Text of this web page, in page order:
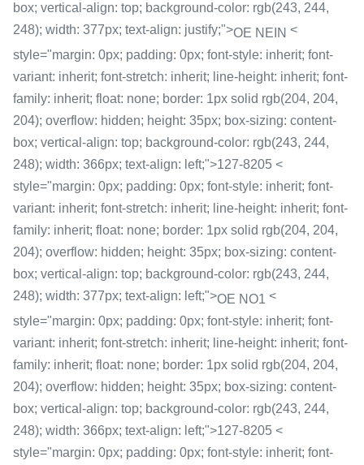
box; vertical-align: top; background-color: rgb(243, 244,
248); width: 377px; text-align: justify;">OE NEIN <
style="margin: 0px; padding: 0px; font-style: inherit; font-
variant: inherit; font-stretch: inherit; line-height: inherit; font-
family: inherit; float: none; border: 1px solid rgb(204, 204,
204); overflow: hidden; height: 35px; box-sizing: content-
box; vertical-align: top; background-color: rgb(243, 244,
248); width: 366px; text-align: left;">127-8205 <
style="margin: 0px; padding: 0px; font-style: inherit; font-
variant: inherit; font-stretch: inherit; line-height: inherit; font-
family: inherit; float: none; border: 1px solid rgb(204, 204,
204); overflow: hidden; height: 35px; box-sizing: content-
box; vertical-align: top; background-color: rgb(243, 244,
248); width: 377px; text-align: left;">OE NO1 <
style="margin: 0px; padding: 0px; font-style: inherit; font-
variant: inherit; font-stretch: inherit; line-height: inherit; font-
family: inherit; float: none; border: 1px solid rgb(204, 204,
204); overflow: hidden; height: 35px; box-sizing: content-
box; vertical-align: top; background-color: rgb(243, 244,
248); width: 366px; text-align: left;">127-8205 <
style="margin: 0px; padding: 0px; font-style: inherit; font-